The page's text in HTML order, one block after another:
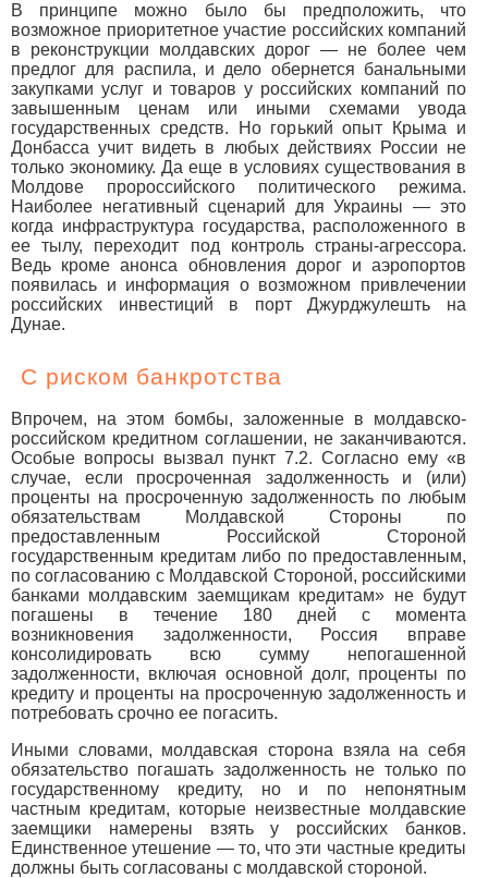
В принципе можно было бы предположить, что
возможное приоритетное участие российских компаний
в реконструкции молдавских дорог — не более чем
предлог для распила, и дело обернется банальными
закупками услуг и товаров у российских компаний по
завышенным ценам или иными схемами увода
государственных средств. Но горький опыт Крыма и
Донбасса учит видеть в любых действиях России не
только экономику. Да еще в условиях существования в
Молдове пророссийского политического режима.
Наиболее негативный сценарий для Украины — это
когда инфраструктура государства, расположенного в
ее тылу, переходит под контроль страны-агрессора.
Ведь кроме анонса обновления дорог и аэропортов
появилась и информация о возможном привлечении
российских инвестиций в порт Джурджулешть на
Дунае.
С риском банкротства
Впрочем, на этом бомбы, заложенные в молдавско-
российском кредитном соглашении, не заканчиваются.
Особые вопросы вызвал пункт 7.2. Согласно ему «в
случае, если просроченная задолженность и (или)
проценты на просроченную задолженность по любым
обязательствам Молдавской Стороны по
предоставленным Российской Стороной
государственным кредитам либо по предоставленным,
по согласованию с Молдавской Стороной, российскими
банками молдавским заемщикам кредитам» не будут
погашены в течение 180 дней с момента
возникновения задолженности, Россия вправе
консолидировать всю сумму непогашенной
задолженности, включая основной долг, проценты по
кредиту и проценты на просроченную задолженность и
потребовать срочно ее погасить.
Иными словами, молдавская сторона взяла на себя
обязательство погашать задолженность не только по
государственному кредиту, но и по непонятным
частным кредитам, которые неизвестные молдавские
заемщики намерены взять у российских банков.
Единственное утешение — то, что эти частные кредиты
должны быть согласованы с молдавской стороной.